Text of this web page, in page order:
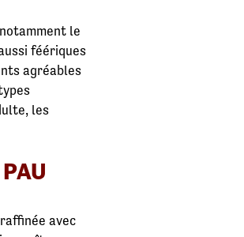
le
féériques
agréables
les
avec